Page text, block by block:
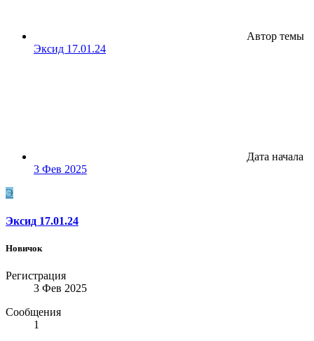
Автор темы
Эксид 17.01.24
Дата начала
3 Фев 2025
Э
Эксид 17.01.24
Новичок
Регистрация
3 Фев 2025
Сообщения
1